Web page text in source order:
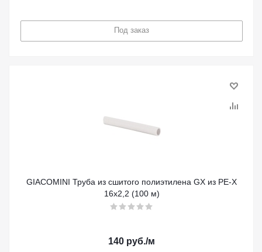
Под заказ
GIACOMINI Труба из сшитого полиэтилена GX из PE-X
16x2,2 (100 м)
140 руб./м